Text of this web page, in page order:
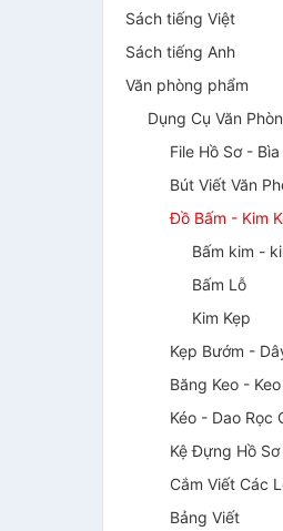
Sách tiếng Việt
Sách tiếng Anh
Văn phòng phẩm
Dụng Cụ Văn
File Hồ Sơ -
Bút Viết Văn
Đồ Bấm - Kim
Bấm kim -
Bấm Lỗ
Kim Kẹp
Kẹp Bướm -
Băng Keo -
Kéo - Dao Rọc
Kệ Đựng Hồ Sơ
Cắm Viết Các
Bảng Viết